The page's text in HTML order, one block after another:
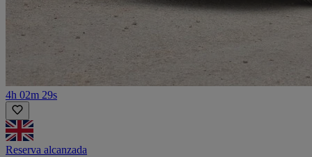
4h 02m 29s
Reserva alcanzada